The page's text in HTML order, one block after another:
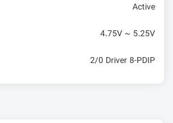
Active
4.75V ~ 5.25V
2/0 Driver 8-PDIP